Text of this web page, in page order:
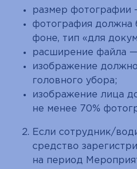
размер фотографии
фотография должна
фоне, тип «для
расширение файла —
изображение
головного убора;
изображение лица
не менее 70%
Если сотрудник/
средство
на период